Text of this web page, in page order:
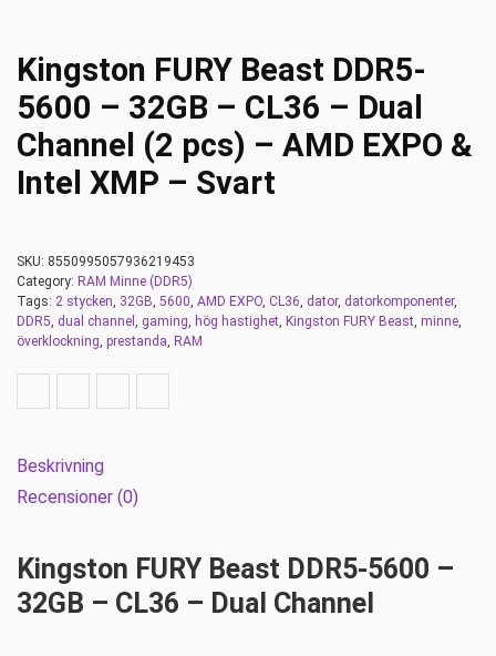
Kingston FURY Beast DDR5-
5600 – 32GB – CL36 – Dual
Channel (2 pcs) – AMD EXPO &
Intel XMP – Svart
SKU: 8550995057936219453
Category: RAM Minne (DDR5)
Tags: 2 stycken, 32GB, 5600, AMD EXPO, CL36, dator, datorkomponenter,
DDR5, dual channel , gaming, hög hastighet, Kingston FURY Beast, minne,
överklockning, prestanda, RAM
Beskrivning
Recensioner (0)
Kingston FURY Beast DDR5-5600 –
32GB – CL36 – Dual Channel